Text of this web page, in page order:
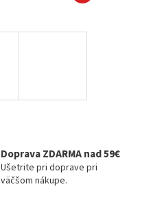
Doprava ZDARMA nad 59€
Ušetrite pri doprave pri
väčšom nákupe.